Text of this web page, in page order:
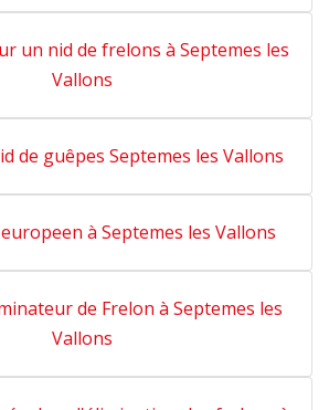
un nid de frelons à Septemes les
Vallons
de guêpes Septemes les Vallons
à Septemes les Vallons
de Frelon à Septemes les
Vallons